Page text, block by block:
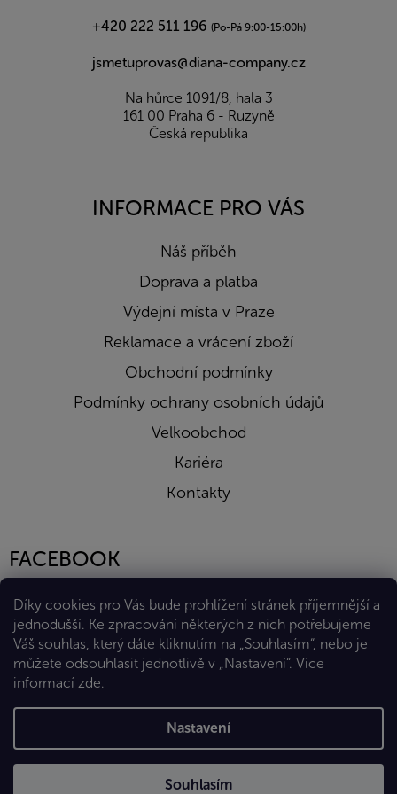
Díky cookies pro Vás bude prohlížení stránek příjemnější a
jednodušší. Ke zpracování některých z nich potřebujeme
Váš souhlas, který dáte kliknutím na „Souhlasím“, nebo je
můžete odsouhlasit jednotlivě v „Nastavení“. Více
informací zde.
Nastavení
Souhlasím
+420 222 511 196 (Po-Pá 9:00-15:00h)
jsmetuprovas@diana-company.cz
Na hůrce 1091/8, hala 3
161 00 Praha 6 - Ruzyně
Česká republika
INFORMACE PRO VÁS
Náš příběh
Doprava a platba
Výdejní místa v Praze
Reklamace a vrácení zboží
Obchodní podmínky
Podmínky ochrany osobních údajů
Velkoobchod
Kariéra
Kontakty
FACEBOOK
Vytvořil Shoptet Premium
Copyright 2026Eshop Diana Company, spol. s r.o.. Všechna
práva vyhrazena.